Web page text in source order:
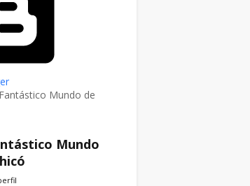
Mundo de
Mundo